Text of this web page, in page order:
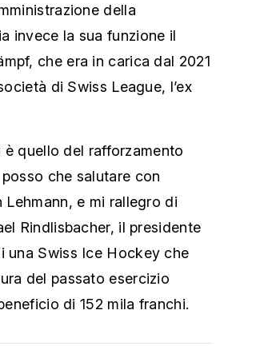
della
invece la sua funzione il
che era in carica dal 2021
di Swiss League, l’ex
quello del rafforzamento
che salutare con
Lehmann, e mi rallegro di
Rindlisbacher, il presidente
una Swiss Ice Hockey che
del passato esercizio
di152 mila franchi.